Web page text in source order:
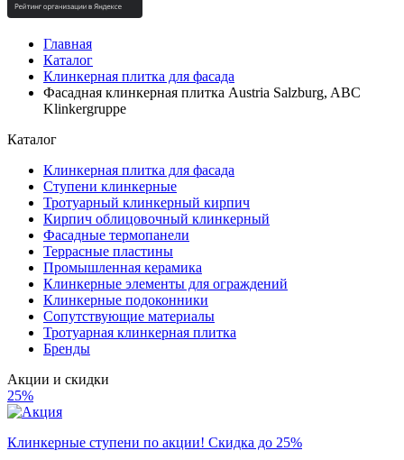
Главная
Каталог
Клинкерная плитка для фасада
Фасадная клинкерная плитка Austria Salzburg, ABC
Klinkergruppe
Каталог
Клинкерная плитка для фасада
Ступени клинкерные
Тротуарный клинкерный кирпич
Кирпич облицовочный клинкерный
Фасадные термопанели
Террасные пластины
Промышленная керамика
Клинкерные элементы для ограждений
Клинкерные подоконники
Сопутствующие материалы
Тротуарная клинкерная плитка
Бренды
Акции и скидки
25%
Клинкерные ступени по акции! Скидка до 25%